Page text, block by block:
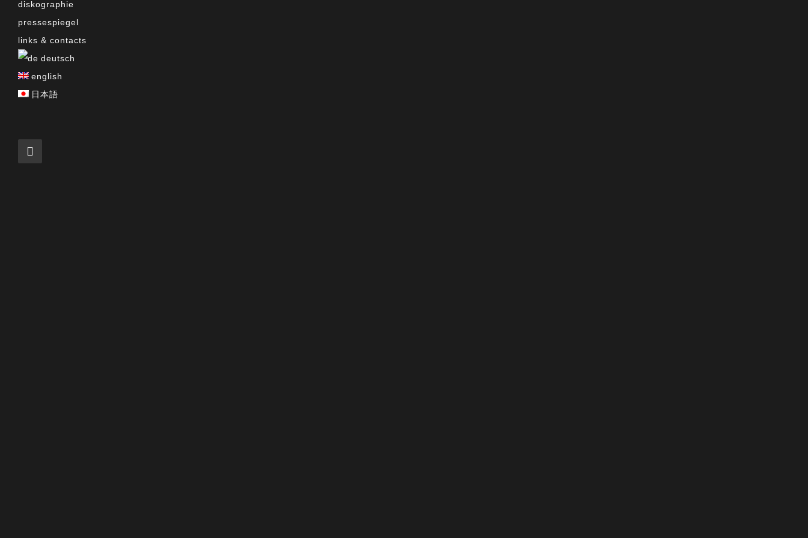
diskographie
pressespiegel
links & contacts
deutsch
english
日本語